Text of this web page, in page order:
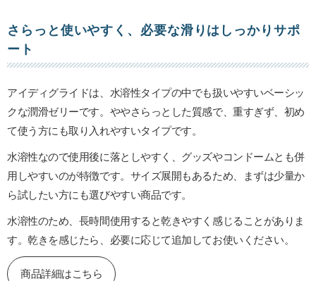
さらっと使いやすく、必要な滑りはしっかりサポ
ート
アイディグライドは、水溶性タイプの中でも扱いやすいベーシッ
クな潤滑ゼリーです。ややさらっとした質感で、重すぎず、初め
て使う方にも取り入れやすいタイプです。
水溶性なので使用後に落としやすく、グッズやコンドームとも併
用しやすいのが特徴です。サイズ展開もあるため、まずは少量か
ら試したい方にも選びやすい商品です。
水溶性のため、長時間使用すると乾きやすく感じることがありま
す。乾きを感じたら、必要に応じて追加してお使いください。
商品詳細はこちら